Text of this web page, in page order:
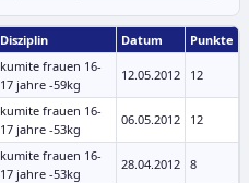
Disziplin Datum Punkte
kumite frauen 16-
17 jahre -59kg
12.05.2012 12
kumite frauen 16-
17 jahre -53kg
06.05.2012 12
kumite frauen 16-
17 jahre -53kg
28.04.2012 8